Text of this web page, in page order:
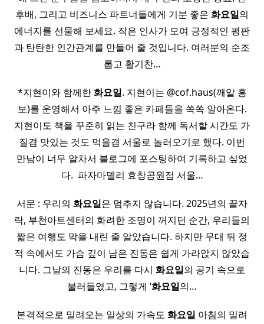
후배, 그리고 비즈니스 파트너들에게 기분 좋은 화요일의
에너지를 선물해 보세요. 작은 인사가 모여 긍정적인 평판
과 탄탄한 인간관계를 만들어 줄 것입니다. 여러분의 순조
롭고 활기찬…
*지현이와 함께한화요일. 지현이는 @cof.haus(깨알 홍
보)를 운영해서 아주 느낌 좋은 카페들을 쏙쏙 알아온다.
지현이도 책을 꾸준히 읽는 친구라 함께 독서할 시간도 가
질겸 맛있는 것도 먹을겸 서울로 놀러오기로 했다. 이번
만남이 너무 알차서 블로그에 포스팅하여 기록하고 싶었
다. ​ 파자마델리 효창공원점 서울…
서문 : 우리의 화요일은 멈추지 않습니다. 2025년의 끝자
락, 부천아트센터의 화려한 조명이 꺼지던 순간, 우리들의
짧은 여행도 막을 내린 줄 알았습니다. 하지만 무대 뒤 정
적 속에서도 가슴 깊이 남은 진동은 쉽게 가라앉지 않았습
니다. 그날의 진동은 우리를 다시 화요일의 공기 속으로
불러들였고, 그렇게 ‘화요일의…
본격적으로 밀려오는 일상의 가속도 화요일 아침의 밀려